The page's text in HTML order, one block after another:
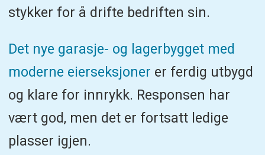
stykker for å drifte bedriften sin.
Det nye garasje- og lagerbygget med
moderne eierseksjoner er ferdig utbygd
og klare for innrykk. Responsen har
vært god, men det er fortsatt ledige
plasser igjen.